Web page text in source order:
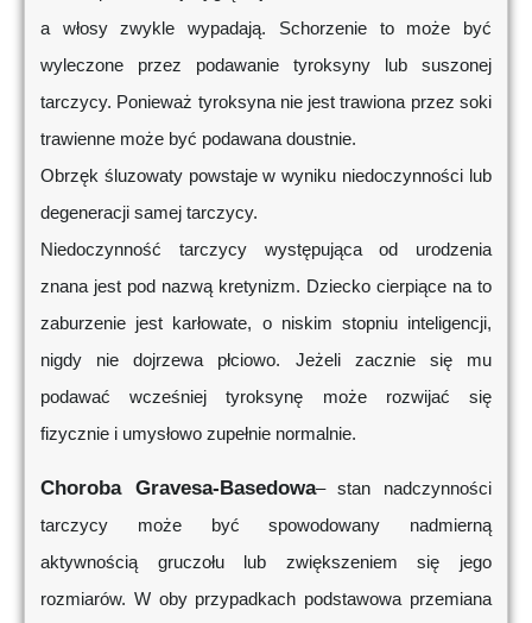
a włosy zwykle wypadają. Schorzenie to może być
wyleczone przez podawanie tyroksyny lub suszonej
tarczycy. Ponieważ tyroksyna nie jest trawiona przez soki
trawienne może być podawana doustnie.
Obrzęk śluzowaty powstaje w wyniku niedoczynności lub
degeneracji samej tarczycy.
Niedoczynność tarczycy występująca od urodzenia
znana jest pod nazwą kretynizm. Dziecko cierpiące na to
zaburzenie jest karłowate, o niskim stopniu inteligencji,
nigdy nie dojrzewa płciowo. Jeżeli zacznie się mu
podawać wcześniej tyroksynę może rozwijać się
fizycznie i umysłowo zupełnie normalnie.
Choroba Gravesa-Basedowa– stan nadczynności
tarczycy może być spowodowany nadmierną
aktywnością gruczołu lub zwiększeniem się jego
rozmiarów. W oby przypadkach podstawowa przemiana